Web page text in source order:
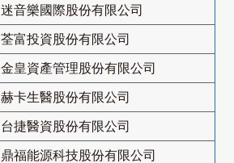
迷音樂國際股份有限公司
荃富投資股份有限公司
金皇資產管理股份有限公司
赫卡生醫股份有限公司
台捷醫資股份有限公司
鼎福能源科技股份有限公司